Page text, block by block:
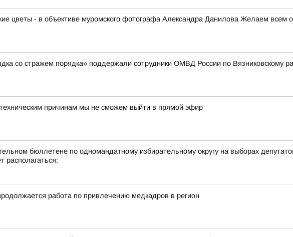
цветы - в объективе муромского фотографа Александра Данилова Желаем всем
со стражем порядка» поддержали сотрудники ОМВД России по Вязниковскому
причинам мы не сможем выйти в прямой эфир
бюллетене по одномандатному избирательному округу на выборах
располагаться:
работа по привлечению медкадров в регион